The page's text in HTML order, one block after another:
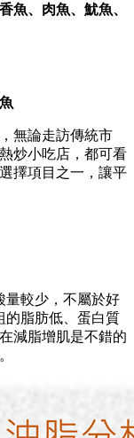
魚、肉魚、魷魚、
無論走訪傳統市
炒小吃店，都可看
擇項目之一，讓平
量較少，不屬於好
的脂肪低、蛋白質
減脂增肌是不錯的